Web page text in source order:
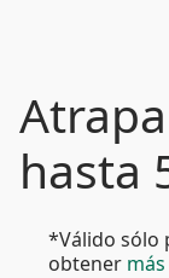
hasta
*Válido sólo
obtener